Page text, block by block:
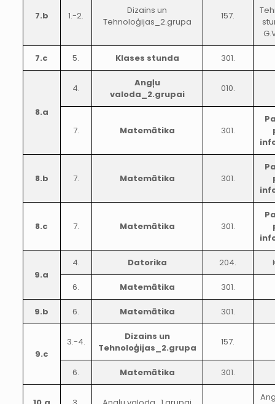
7.b 1.-2.
Dizains un
Tehnoloģijas_2.grupa
157.
7.c 5. Klases stunda 301.
8.a
4.
Angļu
valoda_2.grupai
010.
7. Matemātika 301.
8.b 7. Matemātika 301.
8.c 7. Matemātika 301.
9.a
4. Datorika 204.
6. Matemātika 301.
9.b 6. Matemātika 301.
9.c
3.-4.
Dizains un
Tehnoloģijas_2.grupa
157.
6. Matemātika 301.